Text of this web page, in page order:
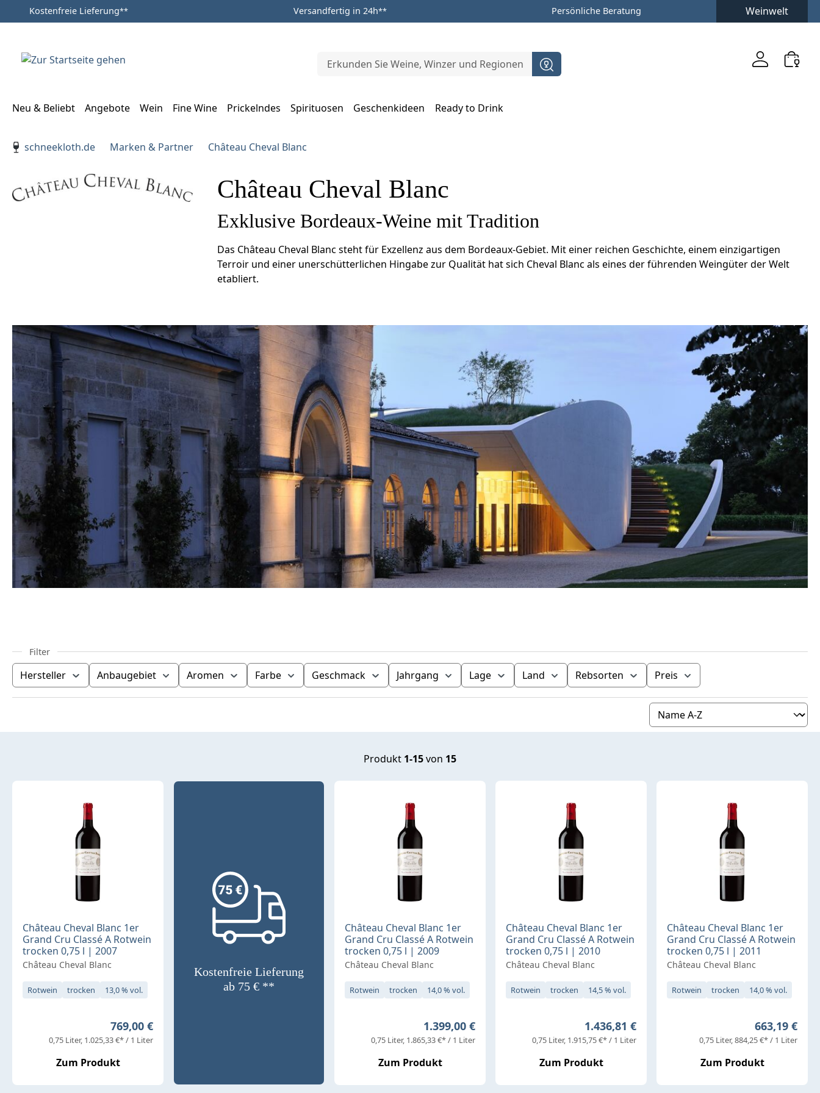
Zum Hauptinhalt springen
Zur Hauptnavigation springen
Kostenfreie Lieferung** Versandfertig in 24h** Persönliche Beratung Weinwelt
Neu & Beliebt Angebote Wein Fine Wine Prickelndes Spirituosen Geschenkideen
Ready to Drink
schneekloth.de
Marken & Partner Château Cheval Blanc
Château Cheval Blanc
Exklusive Bordeaux-Weine mit Tradition
Das Château Cheval Blanc steht für Exzellenz aus dem Bordeaux-Gebiet. Mit einer reichen Geschichte, einem einzigartigen
Terroir und einer unerschütterlichen Hingabe zur Qualität hat sich Cheval Blanc als eines der führenden Weingüter der Welt
etabliert.
Hersteller Anbaugebiet Aromen Farbe Geschmack Jahrgang Lage Land Rebsorten Preis
Produkt 1-15von 15
Château Cheval Blanc 1er
Grand Cru Classé A Rotwein
trocken 0,75 l | 2007
Château Cheval Blanc
Rotwein trocken 13,0 % vol.
Regulärer Preis:
769,00 €
0,75 Liter 1.025,33 €* / 1 Liter
Zum Produkt
Kostenfreie Lieferung
ab 75 € **
Château Cheval Blanc 1er
Grand Cru Classé A Rotwein
trocken 0,75 l | 2009
Château Cheval Blanc
Rotwein trocken 14,0 % vol.
Regulärer Preis:
1.399,00 €
0,75 Liter 1.865,33 €* / 1 Liter
Zum Produkt
Château Cheval Blanc 1er
Grand Cru Classé A Rotwein
trocken 0,75 l | 2010
Château Cheval Blanc
Rotwein trocken 14,5 % vol.
Regulärer Preis:
1.436,81 €
0,75 Liter 1.915,75 €* / 1 Liter
Zum Produkt
Château Cheval Blanc 1er
Grand Cru Classé A Rotwein
trocken 0,75 l | 2011
Château Cheval Blanc
Rotwein trocken 14,0 % vol.
Regulärer
663,19 €
0,75 Liter 884,25 €* / 1 Liter
Zum Produkt